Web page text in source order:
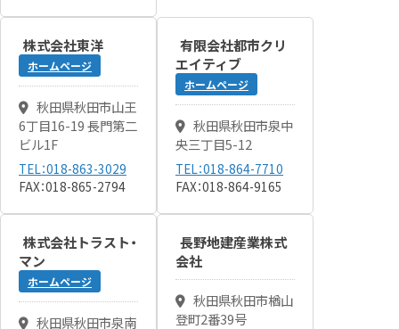
株式会社東洋
ホームページ
秋田県秋田市山王
6丁目16-19 ​長門第二
ビル1F
TEL：018-863-3029
FAX：018-865-2794
有限会社都市クリ
エイティブ
ホームページ
秋田県秋田市泉中
央三丁目5-12
TEL：018-864-7710
FAX：018-864-9165
株式会社トラスト・
マン
ホームページ
秋田県秋田市泉南
長野地建産業株式
会社
秋田県秋田市楢山
登町2番39号